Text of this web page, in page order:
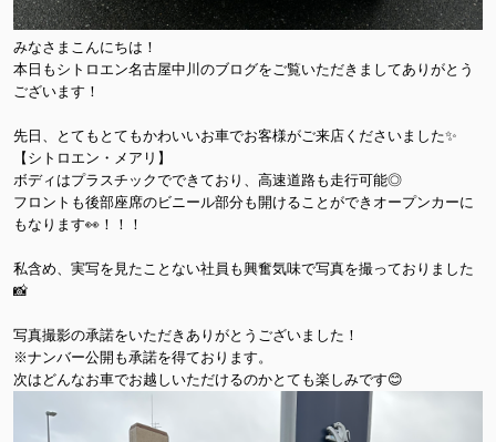
みなさまこんにちは！
本日もシトロエン名古屋中川のブログをご覧いただきましてありがとう
ございます！
先日、とてもとてもかわいいお車でお客様がご来店くださいました✨
【シトロエン・メアリ】
ボディはプラスチックでできており、高速道路も走行可能◎
フロントも後部座席のビニール部分も開けることができオープンカーに
もなります👀！！！
私含め、実写を見たことない社員も興奮気味で写真を撮っておりました
📸
写真撮影の承諾をいただきありがとうございました！
※ナンバー公開も承諾を得ております。
次はどんなお車でお越しいただけるのかとても楽しみです😊